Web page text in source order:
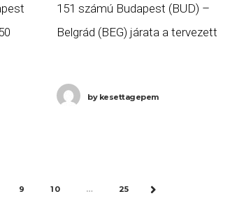
151 számú Budapest (BUD) –
Belgrád (BEG) járata a tervezett
Belgrádba. Ha Ön a gépen
bykesettagepem
9 10 … 25 NEXT